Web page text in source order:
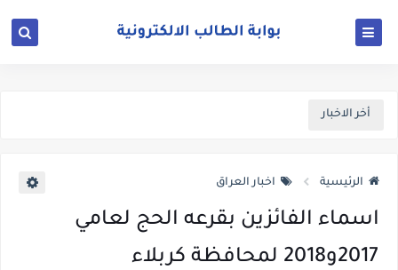
أخر الاخبار
الرئيسية اخبار العراق
اسماء الفائزين بقرعه الحج لعامي
2017و2018 لمحافظة كربلاء